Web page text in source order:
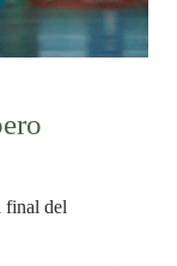
final del